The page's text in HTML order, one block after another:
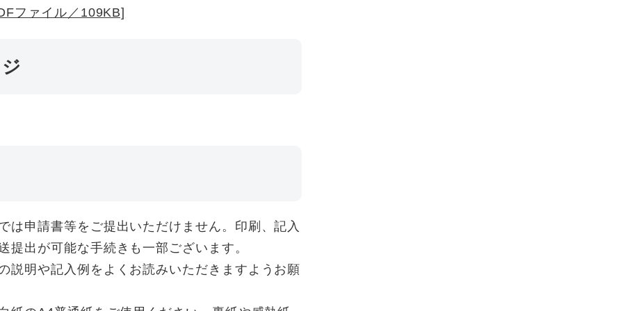
ファイル／109KB]
は申請書等をご提出いただけません。印刷、記入
提出が可能な手続きも一部ございます。
説明や記入例をよくお読みいただきますようお願